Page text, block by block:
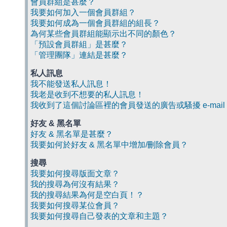
會員群組是甚麼？
我要如何加入一個會員群組？
我要如何成為一個會員群組的組長？
為何某些會員群組能顯示出不同的顏色？
「預設會員群組」是甚麼？
「管理團隊」連結是甚麼？
私人訊息
我不能發送私人訊息！
我老是收到不想要的私人訊息！
我收到了這個討論區裡的會員發送的廣告或騷擾 e-mail
好友 & 黑名單
好友 & 黑名單是甚麼？
我要如何於好友 & 黑名單中增加/刪除會員？
搜尋
我要如何搜尋版面文章？
我的搜尋為何沒有結果？
我的搜尋結果為何是空白頁！？
我要如何搜尋某位會員？
我要如何搜尋自己發表的文章和主題？